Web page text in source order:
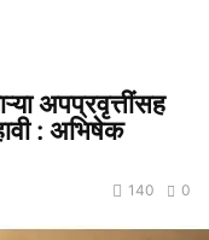
अपप्रवृत्तींसह
: अभिषेक
0
140